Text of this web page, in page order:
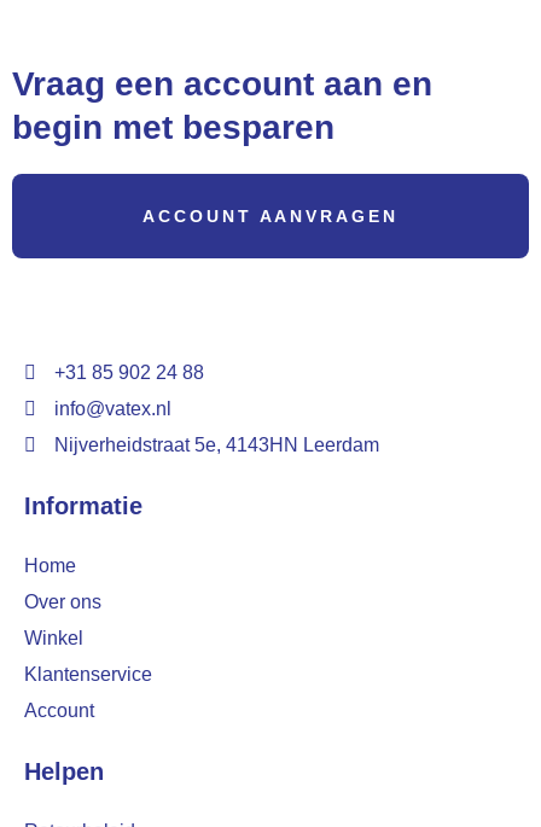
Vraag een account aan en
begin met besparen
ACCOUNT AANVRAGEN
+31 85 902 24 88
info@vatex.nl
Nijverheidstraat 5e, 4143HN Leerdam
Informatie
Home
Over ons
Winkel
Klantenservice
Account
Helpen